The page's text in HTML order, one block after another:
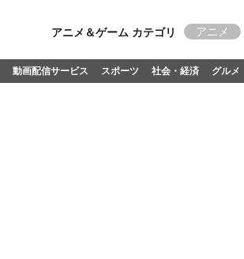
アニメ＆ゲーム カテゴリ アニメ
動画配信サービス スポーツ 社会・経済 グルメ